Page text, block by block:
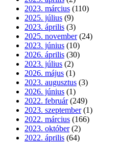
2023. március (110)
2025. július (9)
2023. április (3)
2025. november (24)
2023. június (10)
2026. április (30)
2023. július (2)
2026. május (1)
2023. augusztus (3)
2026. június (1)
2022. február (249)
2023. szeptember (1)
2022. március (166)
2023. október (2)
2022. április (64)